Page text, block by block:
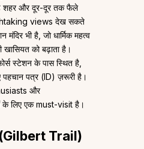
शहर और दूर-दूर तक फैले
views देख सकते
मंदिर भी है, जो धार्मिक महत्व
को बढ़ाता है।
स्टेशन के पास स्थित है,
पहचान पत्र (ID) ज़रूरी है।
और
लिए एक must-visit है।
(Gilbert Trail)